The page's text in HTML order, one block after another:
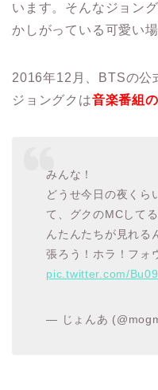
います。そんなジョン
かしがっている可愛い
2016年12月、BTSの公
ジョングクは音楽番組
みんな！
どうせ今日の夜くら
て、グクのMCして
んたんたちが見れる
張ろう！ホラ！フォ
pic.twitter.com/
— じょんあ